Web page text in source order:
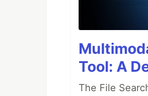
Tool: A
The File